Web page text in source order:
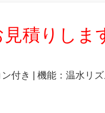
見積りしま
付き | 機能：温水リ